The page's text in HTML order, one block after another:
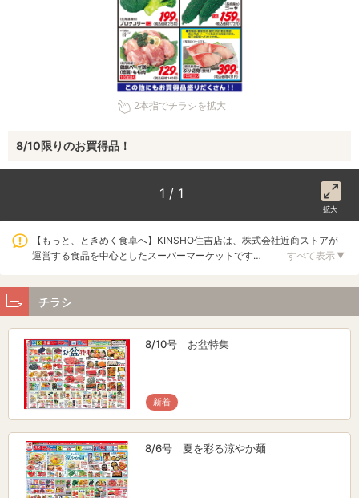
2本指でチラシを拡大
8/10限りのお買得品！
1 / 1
拡大
【もっと、ときめく食卓へ】KINSHO住吉店は、株式会社近商ストアが
運営する食品を中心としたスーパーマーケットです…
すべて表示 ▼
チラシ
8/10号 お盆特集
新着
8/6号 夏を彩る涼やか麺